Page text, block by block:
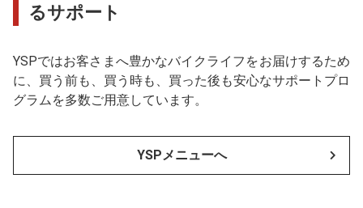
るサポート
YSPではお客さまへ豊かなバイクライフをお届けするため
に、買う前も、買う時も、買った後も安心なサポートプロ
グラムを多数ご用意しています。
YSPメニューへ